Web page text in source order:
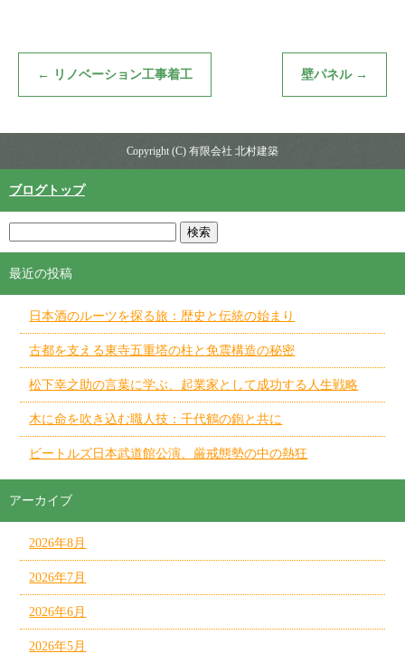
← リノベーション工事着工 壁パネル →
Copyright (C) 有限会社 北村建築
ブログトップ
最近の投稿
日本酒のルーツを探る旅：歴史と伝統の始まり
古都を支える東寺五重塔の柱と免震構造の秘密
松下幸之助の言葉に学ぶ、起業家として成功する人生戦略
木に命を吹き込む職人技：千代鶴の鉋と共に
ビートルズ日本武道館公演、厳戒態勢の中の熱狂
アーカイブ
2026年8月
2026年7月
2026年6月
2026年5月